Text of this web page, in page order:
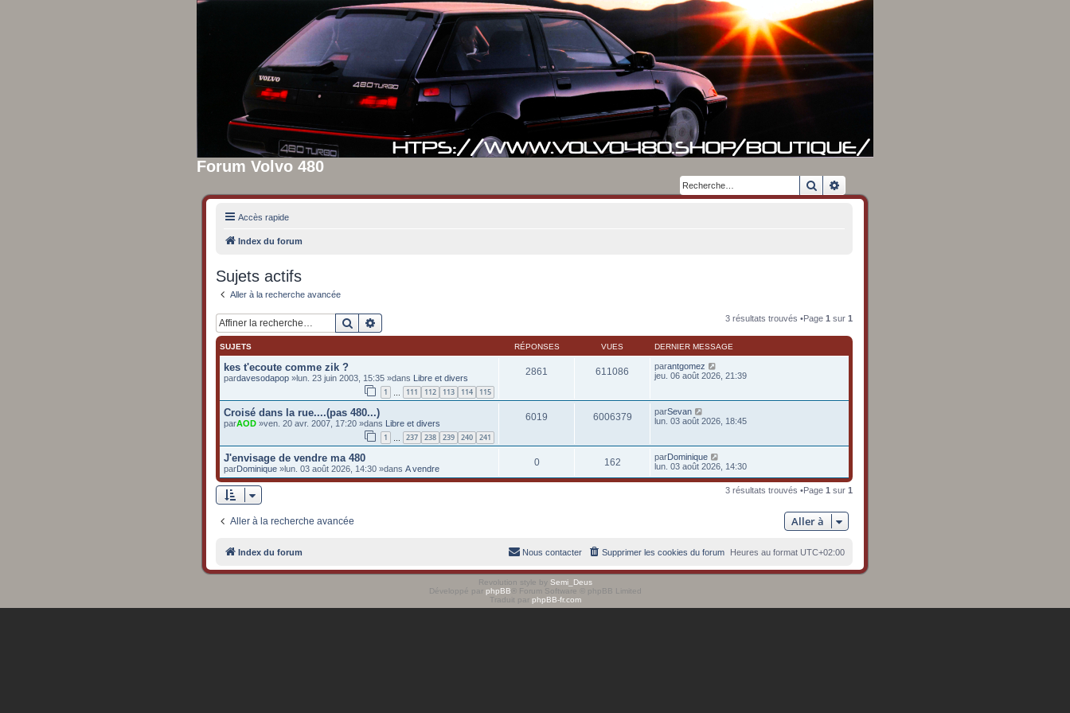
Forum Volvo 480
Rechercher
Accès rapide
Index du forum
Sujets actifs
Aller à la recherche avancée
Rechercher 3 résultats trouvés •Page 1 sur 1
SUJETS RÉPONSES VUES DERNIER MESSAGE
kes t'ecoute comme zik ?
pardavesodapop »lun. 23 juin 2003, 15:35 »dans Libre et divers
1 111 112 113 114 115
2861 611086 parantgomez
jeu. 06 août 2026, 21:39
Croisé dans la rue....(pas 480...)
parAOD »ven. 20 avr. 2007, 17:20 »dans Libre et divers
1 … 237 238 239 240 241
6019 6006379 parSevan
lun. 03 août 2026, 18:45
J'envisage de vendre ma 480
parDominique »lun. 03 août 2026, 14:30 »dans A vendre
0 162 parDominique
lun. 03 août 2026, 14:30
3 résultats trouvés •Page 1 sur 1
Aller à la recherche avancée Aller à
Index du forum Heures au format UTC+02:00
Supprimer les cookies du forum
Nous contacter
Revolution style by Semi_Deus
Développé par phpBB ® Forum Software © phpBB Limited
Traduit par phpBB-fr.com